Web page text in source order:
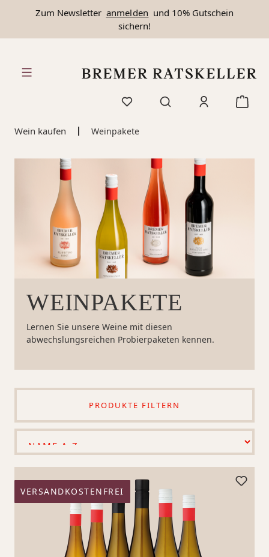
springen
Zum Newsletter anmelden und 10% Gutschein
sichern!
Wein kaufen Weinpakete
WEINPAKETE
Lernen Sie unsere Weine mit diesen
abwechslungsreichen Probierpaketen kennen.
PRODUKTE FILTERN
VERSANDKOSTENFREI